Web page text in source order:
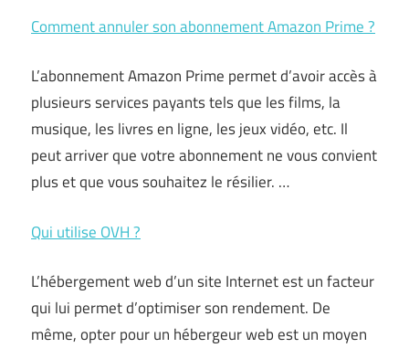
Comment annuler son abonnement Amazon Prime ?
L’abonnement Amazon Prime permet d’avoir accès à
plusieurs services payants tels que les films, la
musique, les livres en ligne, les jeux vidéo, etc. Il
peut arriver que votre abonnement ne vous convient
plus et que vous souhaitez le résilier. …
Qui utilise OVH ?
L’hébergement web d’un site Internet est un facteur
qui lui permet d’optimiser son rendement. De
même, opter pour un hébergeur web est un moyen